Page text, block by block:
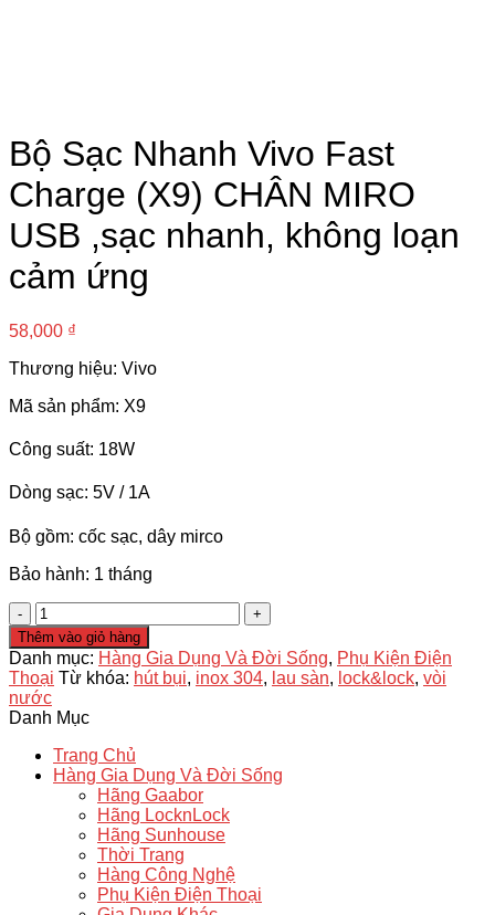
Bộ Sạc Nhanh Vivo Fast
Charge (X9) CHÂN MIRO
USB ,sạc nhanh, không loạn
cảm ứng
58,000 ₫
Thương hiệu: Vivo
Mã sản phẩm: X9
Công suất: 18W
Dòng sạc: 5V / 1A
Bộ gồm: cốc sạc, dây mirco
Bảo hành: 1 tháng
Bộ
Sạc
Nhanh
Vivo
Fast
Charge
(X9)
CHÂN
MIRO
USB
nhanh,
không
Thêm vào giỏ hàng
Danh mục: Hàng Gia Dụng Và Đời Sống, Phụ Kiện Điện
Thoại Từ khóa: hút bụi, inox 304, lau sàn, lock&lock, vòi
nước
Danh Mục
Trang Chủ
Hàng Gia Dụng Và Đời Sống
Hãng Gaabor
Hãng LocknLock
Hãng Sunhouse
Thời Trang
Hàng Công Nghệ
Phụ Kiện Điện Thoại